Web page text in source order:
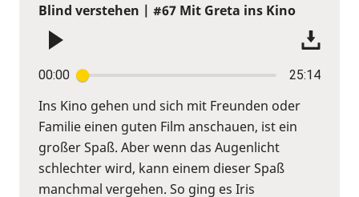
Blind verstehen | #67 Mit Greta ins Kino
00:00 25:14
Ins Kino gehen und sich mit Freunden oder
Familie einen guten Film anschauen, ist ein
großer Spaß. Aber wenn das Augenlicht
schlechter wird, kann einem dieser Spaß
manchmal vergehen. So ging es Iris